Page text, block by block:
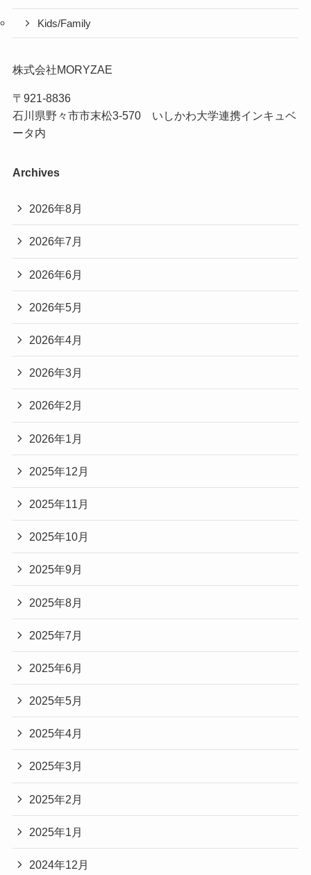
Kids/Family
株式会社MORYZAE
〒921-8836
石川県野々市市末松3-570 いしかわ大学連携インキュベ
ータ内
Archives
2026年8月
2026年7月
2026年6月
2026年5月
2026年4月
2026年3月
2026年2月
2026年1月
2025年12月
2025年11月
2025年10月
2025年9月
2025年8月
2025年7月
2025年6月
2025年5月
2025年4月
2025年3月
2025年2月
2025年1月
2024年12月